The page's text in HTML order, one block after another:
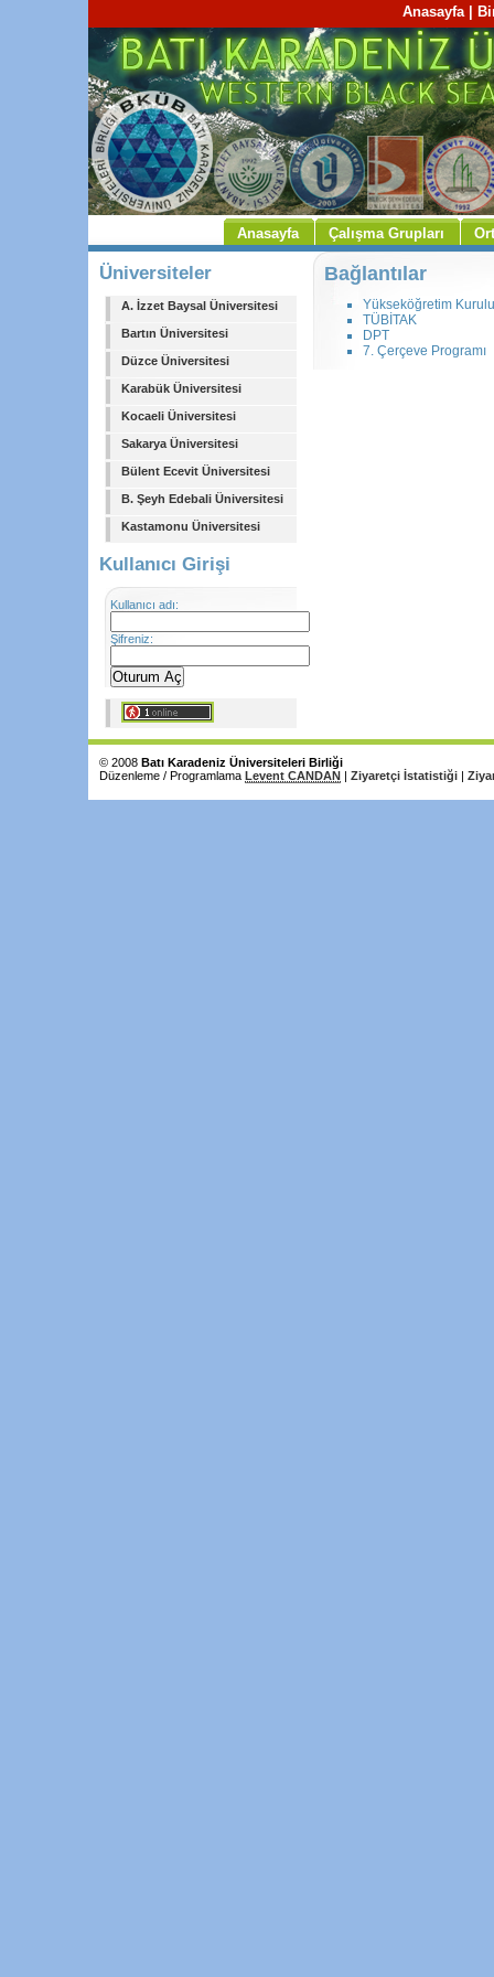
Anasayfa|
Anasayfa Çalışma Grupları
Üniversiteler
A. İzzet Baysal Üniversitesi
Bartın Üniversitesi
Düzce Üniversitesi
Karabük Üniversitesi
Kocaeli Üniversitesi
Sakarya Üniversitesi
Bülent Ecevit Üniversitesi
B. Şeyh Edebali Üniversitesi
Kastamonu Üniversitesi
Kullanıcı Girişi
Kullanıcı adı:
Şifreniz:
Bağlantılar
Yükseköğretim Kurulu
TÜBİTAK
DPT
7. Çerçeve Programı
© 2008 Batı Karadeniz Üniversiteleri Birliği
Düzenleme / Programlama Levent CANDAN | Ziyaretçi İstatistiği |